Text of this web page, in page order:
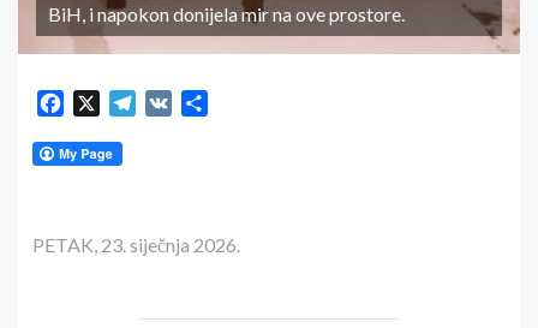
BiH, i napokon donijela mir na ove prostore.
Facebook Telegram
VK
PETAK, 23. siječnja 2026.